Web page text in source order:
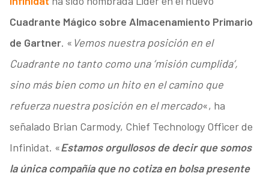
Cuadrante Mágico sobre Almacenamiento Primario
de Gartner. « Vemos nuestra posición en el
Cuadrante no tanto como una ’misión cumplida’,
sino más bien como un hito en el camino que
refuerza nuestra posición en el mercado«, ha
señalado Brian Carmody, Chief Technology Officer de
Infinidat. «Estamos orgullosos de decir que somos
la única compañía que no cotiza en bolsa presente